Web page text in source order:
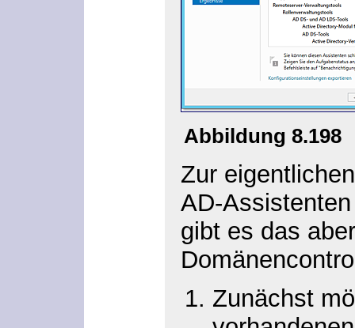
Abbildung 8.198
Zur
AD-
gibt es das
Zunächst